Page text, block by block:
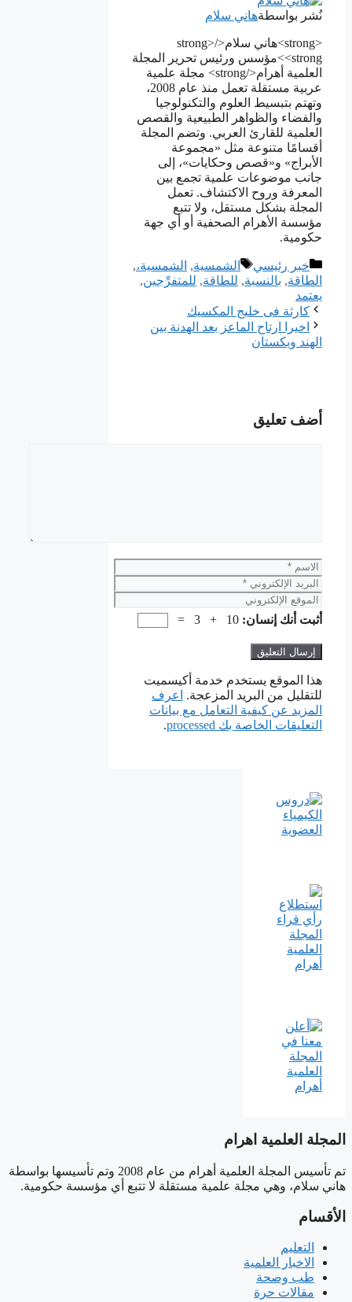
نُشر بواسطةهاني سلام
<strong>هاني سلام</strong>
<strong>مؤسس ورئيس تحرير المجلة
العلمية أهرام</strong> مجلة علمية
عربية مستقلة تعمل منذ عام 2008،
وتهتم بتبسيط العلوم والتكنولوجيا
والفضاء والظواهر الطبيعية والقصص
العلمية للقارئ العربي. وتضم المجلة
أقسامًا متنوعة مثل «مجموعة
الأبراج» و«قصص وحكايات»، إلى
جانب موضوعات علمية تجمع بين
المعرفة وروح الاكتشاف. تعمل
المجلة بشكل مستقل، ولا تتبع
مؤسسة الأهرام الصحفية أو أي جهة
حكومية.
التصنيفات
خبر رئيسي الوسوم
ﺍﻟﺸﻤﺴﻴﺔ, الشمسية،,
الطاقة, بالنسبة, ﻟﻠﻄﺎﻗﺔ, للمتفرِّجين,
يعتمد
كارثة فى خليج المكسيك
اخيرا ارتاح الماعز بعد الهدنة بين
الهند وبكستان
أضف تعليق
الاسم
البريد
الإلكتروني
الموقع
الإلكتروني
أثبت أنك إنسان: 10 + 3 =
هذا الموقع يستخدم خدمة أكيسميت
للتقليل من البريد المزعجة.
اعرف
المزيد عن كيفية التعامل مع بيانات
التعليقات الخاصة بك processed
.
المجلة العلمية اهرام
تم تأسيس المجلة العلمية أهرام من عام 2008 وتم تأسيسها بواسطة
هاني سلام، وهي مجلة علمية مستقلة لا تتبع أي مؤسسة حكومية.
الأقسام
التعليم
الاخبار العلمية
طب وصحة
مقالات حرة